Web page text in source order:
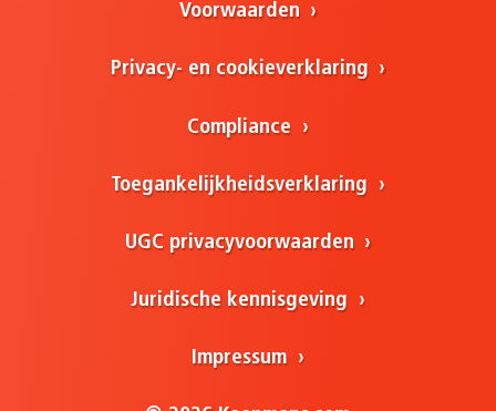
Voorwaarden
Privacy- en cookieverklaring
Compliance
Toegankelijkheidsverklaring
UGC privacyvoorwaarden
Juridische kennisgeving
Impressum